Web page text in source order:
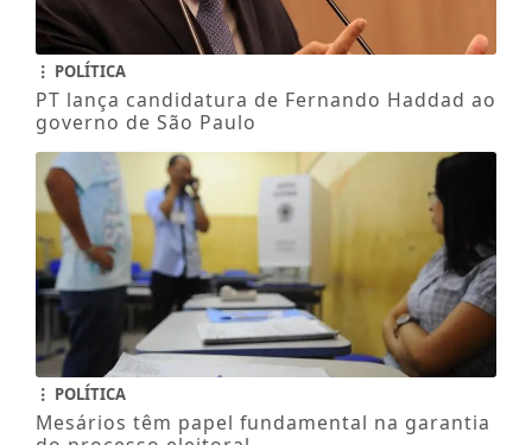
POLÍTICA
PT lança candidatura de Fernando Haddad ao
governo de São Paulo
POLÍTICA
Mesários têm papel fundamental na garantia